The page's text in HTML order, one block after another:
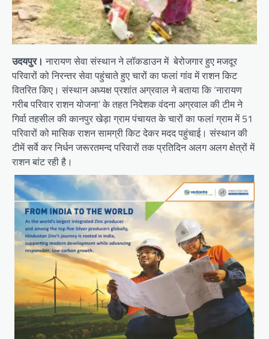
उदयपुर। नारायण सेवा संस्थान ने लॉकडाउन में बेरोजगार हुए मजदूर
परिवारों को निरन्तर सेवा पहुंचाते हुए चारों का फलां गांव में राशन किट
वितरित किए। संस्थान अध्यक्ष प्रशांत अग्रवाल ने बताया कि ‘नारायण
गरीब परिवार राशन योजना’ के तहत निदेशक वंदना अग्रवाल की टीम ने
गिर्वा तहसील की कानपुर खेड़ा ग्राम पंचायत के चारों का फलां ग्राम में 51
परिवारों को मासिक राशन सामग्री किट देकर मदद पहुंचाई। संस्थान की
टीमें सर्वे कर निर्धन जरूरतमन्द परिवारों तक प्रतिदिन अलग अलग क्षेत्रों में
राशन बांट रही है।